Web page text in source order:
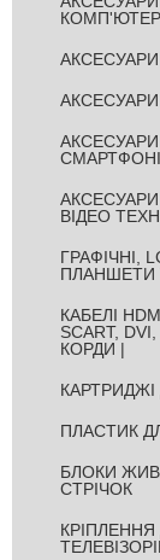
ВІДЕО
ГРАФІЧНІ,
ПЛАНШЕТИ
КАБЕЛІ
SCART,
КОРДИ |
ПЛАСТИК
БЛОКИ
СТРІЧОК
КРІПЛЕННЯ